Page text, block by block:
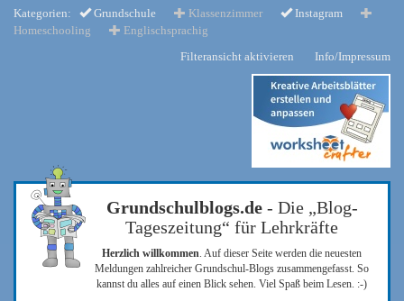
Kategorien: Grundschule Klassenzimmer
Instagram
Homeschooling
Englischsprachig
Filteransicht aktivieren
Info/Impressum
Grundschulblogs.de- Die „Blog-
Tageszeitung“ für Lehrkräfte
Herzlich willkommen. Auf dieser Seite werden die neuesten
Meldungen zahlreicher Grundschul-Blogs zusammengefasst. So
kannst du alles auf einen Blick sehen. Viel Spaß beim Lesen. :-)